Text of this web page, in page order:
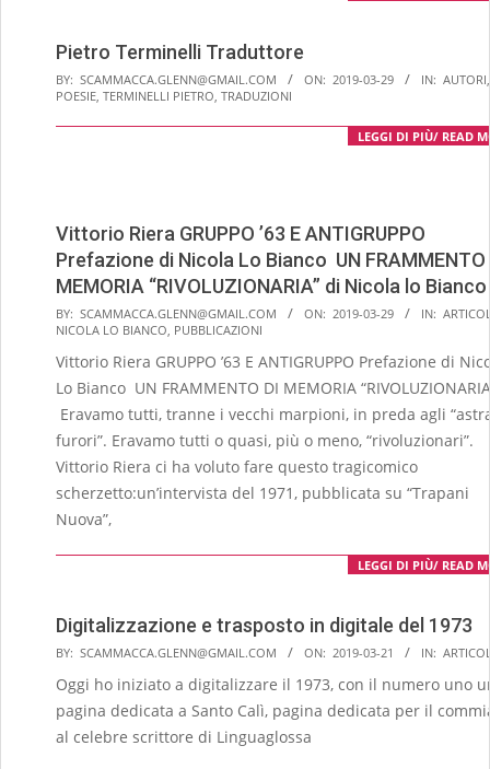
Pietro Terminelli Traduttore
2019-
03-
29
BY: SCAMMACCA.GLENN@GMAIL.COM ON: 2019-03-29 IN: AUTORI,
POESIE, TERMINELLI PIETRO, TRADUZIONI
LEGGI DI PIÙ/ READ
Vittorio Riera GRUPPO ’63 E ANTIGRUPPO
Prefazione di Nicola Lo Bianco UN FRAMMENTO
MEMORIA “RIVOLUZIONARIA” di Nicola lo Bianco
2019-
03-
29
BY: SCAMMACCA.GLENN@GMAIL.COM ON: 2019-03-29 IN:
NICOLA LO BIANCO, PUBBLICAZIONI
Vittorio Riera GRUPPO ’63 E ANTIGRUPPO Prefazione di
Lo Bianco UN FRAMMENTO DI MEMORIA
Eravamo tutti, tranne i vecchi marpioni, in preda agli
furori”. Eravamo tutti o quasi, più o meno, “rivoluzionari”.
Vittorio Riera ci ha voluto fare questo tragicomico
scherzetto:un’intervista del 1971, pubblicata su “Trapani
Nuova”,
LEGGI DI PIÙ/ READ
Digitalizzazione e trasposto in digitale del 1973
2019-
03-
BY: SCAMMACCA.GLENN@GMAIL.COM ON: 2019-03-21 IN:
Oggi ho iniziato a digitalizzare il 1973, con il numero uno
pagina dedicata a Santo Calì, pagina dedicata per il
al celebre scrittore di Linguaglossa